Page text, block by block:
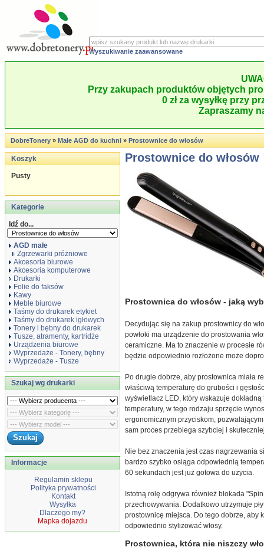
Wyszukiwanie zaawansowane
Przy zakupach produktów objętych
0 zł za wysyłkę przy
Zapraszamy
DobreTonery»Małe AGD do kuchni»Prostownice do włosów
Koszyk
Pusty
Kategorie
Idź do...
AGD małe
Zgrzewarki próżniowe
Akcesoria biurowe
Akcesoria komputerowe
Drukarki
Folie do faksów
Kawy
Meble biurowe
Taśmy do drukarek etykiet
Taśmy do drukarek igłowych
Tonery i bębny do drukarek
Tusze, atramenty, kartridże
Urządzenia biurowe
Wyprzedaże - Tonery, bębny
Wyprzedaże - Tusze
Szukaj wg drukarki
Informacje
Regulamin sklepu
Polityka prywatności
Kontakt
Wysyłka
Dlaczego my?
Mapka dojazdu
Prostownice do włosów
Prostownica do włosów - jaką
Decydując się na zakup prostownicy do
powłoki ma urządzenie do prostowania
ceramiczne. Ma to znaczenie w procesie
będzie odpowiednio rozłożone może
Po drugie dobrze, aby prostownica miała
właściwą temperaturę do grubości i
wyświetlacz LED, który wskazuje
temperatury, w tego rodzaju sprzęcie
ergonomicznym przyciskom,
sam proces przebiega szybciej i
Nie bez znaczenia jest czas nagrzewania
bardzo szybko osiąga odpowiednią
60 sekundach jest już gotowa do użycia.
Istotną rolę odgrywa również blokada
przechowywania. Dodatkowo utrzymuje
prostownicę miejsca. Do tego dobrze, aby
odpowiednio stylizować włosy.
Prostownica, która nie niszczy